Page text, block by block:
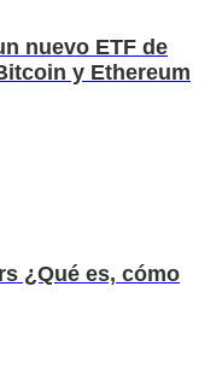
nuevo ETF de
y Ethereum
¿Qué es, cómo